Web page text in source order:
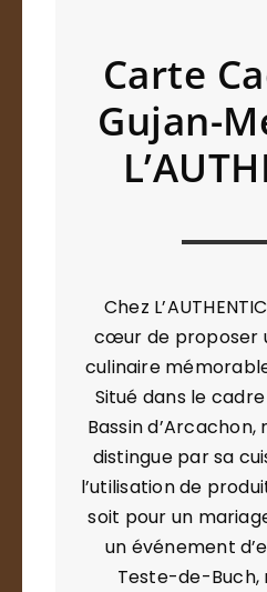
Carte
Gujan-
Chez
cœur de proposer
culinaire
Situé dans le
Bassin
distingue par sa
l’utilisation de
soit pour un
un événement
Teste-de-Buch,